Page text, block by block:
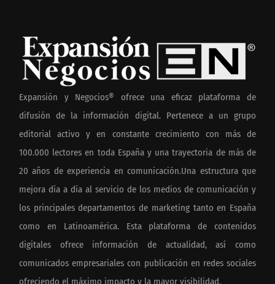
Expansión y Negocios® ofrece una eficaz plataforma de
difusión de la información digital. Pertenece a un grupo
editorial activo y en constante crecimiento con más de
100.000 lectores en toda España y una trayectoria de más de
20 años de experiencia en comunicación.Una estructura que
mejora día a día al servicio de los medios de comunicación y
los principales departamentos de marketing tanto en España
como en Latinoamérica. Esta plataforma de contenidos
digitales ofrece información de actualidad, así como
comunicados empresariales con publicación en redes sociales
ofreciendo el máximo impacto y la mayor visibilidad.